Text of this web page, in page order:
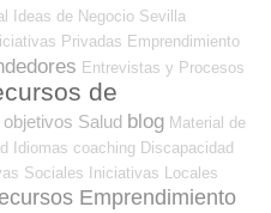
Ideas de Negocio Sevilla
Privadas Emprendimiento
Entrevistas y Procesos
de
objetivos Salud blog Material de
Idiomas coaching Discapacidad
Sociales Iniciativas Locales
Emprendimiento